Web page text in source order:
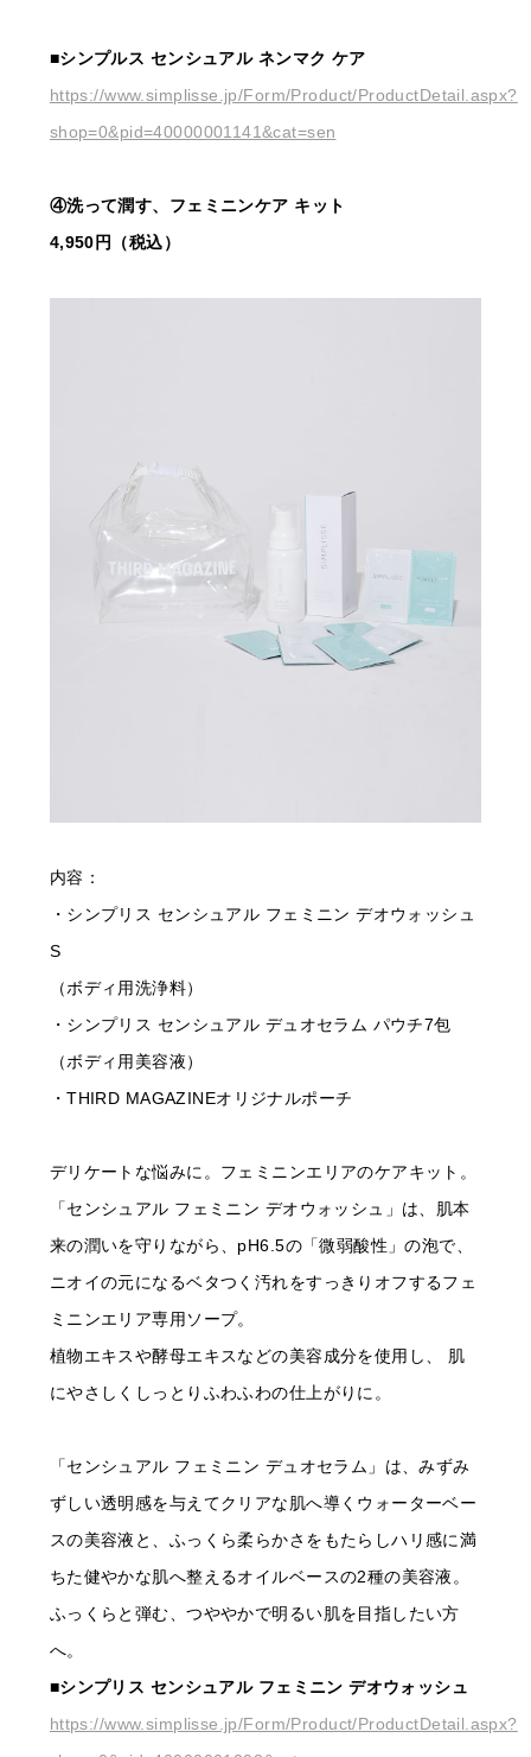
■シンプルス センシュアル ネンマク ケア
https://www.simplisse.jp/Form/Product/ProductDetail.aspx?
shop=0&pid=40000001141&cat=sen
④洗って潤す、フェミニンケア キット
4,950円（税込）
内容：
・シンプリス センシュアル フェミニン デオウォッシュ
S
（ボディ用洗浄料）
・シンプリス センシュアル デュオセラム パウチ7包
（ボディ用美容液）
・THIRD MAGAZINEオリジナルポーチ
デリケートな悩みに。フェミニンエリアのケアキット。
「センシュアル フェミニン デオウォッシュ」は、肌本
来の潤いを守りながら、pH6.5の「微弱酸性」の泡で、
ニオイの元になるベタつく汚れをすっきりオフするフェ
ミニンエリア専用ソープ。
植物エキスや酵母エキスなどの美容成分を使用し、 肌
にやさしくしっとりふわふわの仕上がりに。
「センシュアル フェミニン デュオセラム」は、みずみ
ずしい透明感を与えてクリアな肌へ導くウォーターベー
スの美容液と、ふっくら柔らかさをもたらしハリ感に満
ちた健やかな肌へ整えるオイルベースの2種の美容液。
ふっくらと弾む、つややかで明るい肌を目指したい方
へ。
■シンプリス センシュアル フェミニン デオウォッシュ
https://www.simplisse.jp/Form/Product/ProductDetail.aspx?